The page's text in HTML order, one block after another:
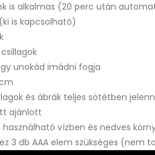
is alkalmas (20 perc után
is kapcsolható)
unokád imádni fogja
és ábrák teljes sötétben
ajánlott
használható vízben és nedves
3 db AAA elem szükséges (nem